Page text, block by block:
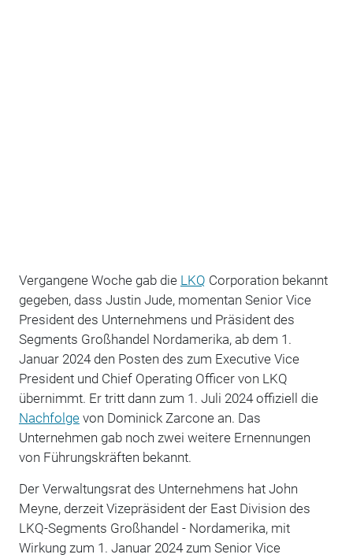
Vergangene Woche gab die LKQ Corporation bekannt
gegeben, dass Justin Jude, momentan Senior Vice
President des Unternehmens und Präsident des
Segments Großhandel Nordamerika, ab dem 1.
Januar 2024 den Posten des zum Executive Vice
President und Chief Operating Officer von LKQ
übernimmt. Er tritt dann zum 1. Juli 2024 offiziell die
Nachfolgevon Dominick Zarcone an. Das
Unternehmen gab noch zwei weitere Ernennungen
von Führungskräften bekannt.
Der Verwaltungsrat des Unternehmens hat John
Meyne, derzeit Vizepräsident der East Division des
LKQ-Segments Großhandel - Nordamerika, mit
Wirkung zum 1. Januar 2024 zum Senior Vice